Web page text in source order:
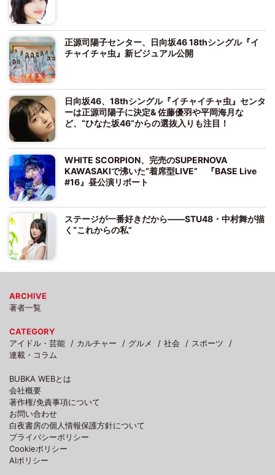
正源司陽子センター、日向坂46 18thシングル『イ
チャイチャ虫』新ビジュアル公開
日向坂46、18thシングル『イチャイチャ虫』センタ
ーは正源司陽子に決定& 佐藤優羽や平岡海月な
ど、“ひなた坂46”からの選抜入りも注目！
WHITE SCORPION、完売のSUPERNOVA
KAWASAKIで沸いた“着席型LIVE” 『BASE Live
#16』昼公演リポート
ステージが一番好きだから――STU48・中村舞が描
く“これからの私”
ARCHIVE
著者一覧
CATEGORY
アイドル・芸能
カルチャー グルメ 社会
スポーツ
連載・コラム
BUBKA WEBとは
会社概要
著作権/免責事項について
お問い合わせ
白夜書房の個人情報保護方針について
プライバシーポリシー
Cookieポリシー
AIポリシー